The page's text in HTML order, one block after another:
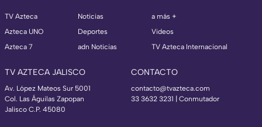
TV Azteca
Azteca UNO
Azteca 7
Noticias
Deportes
adn Noticias
a más +
Videos
TV Azteca Internacional
TV AZTECA JALISCO
Av. López Mateos Sur 5001
Col. Las Águilas Zapopan
Jalisco C.P. 45080
CONTACTO
contacto@tvazteca.com
33 3632 3231 | Conmutador